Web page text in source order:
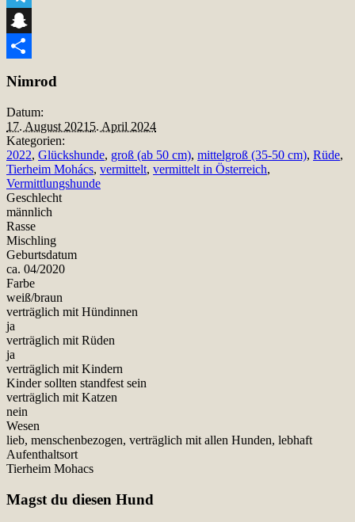
Telegram
Snapchat
Nimrod
Datum:
17. August 2021 5. April 2024
Kategorien:
2022, Glückshunde, groß (ab 50 cm), mittelgroß (35-50 cm), Rüde,
Tierheim Mohács, vermittelt, vermittelt in Österreich,
Vermittlungshunde
Geschlecht
männlich
Rasse
Mischling
Geburtsdatum
ca. 04/2020
Farbe
weiß/braun
verträglich mit Hündinnen
ja
verträglich mit Rüden
ja
verträglich mit Kindern
Kinder sollten standfest sein
verträglich mit Katzen
nein
Wesen
lieb, menschenbezogen, verträglich mit allen Hunden, lebhaft
Aufenthaltsort
Tierheim Mohacs
Magst du diesen Hund